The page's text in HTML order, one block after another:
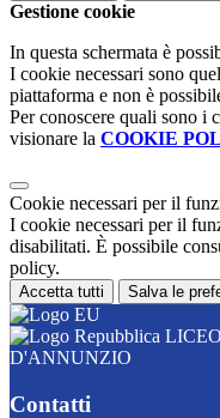
Gestione cookie
In questa schermata è
I cookie necessari sono
piattaforma e non è
Per conoscere quali sono i
visionare la COOKIE
Cookie necessari per il
I cookie necessari per il
disabilitati. È possibile
policy.
Accetta tutti Salva le
D'ANNUNZIO
Contatti